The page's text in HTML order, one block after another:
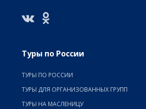
Туры по России
ТУРЫ ПО РОССИИ
ТУРЫ ДЛЯ ОРГАНИЗОВАННЫХ ГРУПП
ТУРЫ НА МАСЛЕНИЦУ